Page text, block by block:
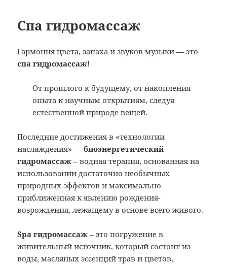
Спа гидромассаж
Гармония цвета, запаха и звуков музыки — это
спа гидромассаж!
От прошлого к будущему, от накопления
опыта к научным открытиям, следуя
естественной природе вещей.
Последние достижения в «технологии
наслаждения» —биоэнергетический
гидромассаж – водная терапия, основанная на
использовании достаточно необычных
природных эффектов и максимально
приближенная к явлению рождения-
возрождения, лежащему в основе всего живого.
Spa гидромассаж – это погружение в
живительный источник, который состоит из
воды, масляных эссенций трав и цветов,